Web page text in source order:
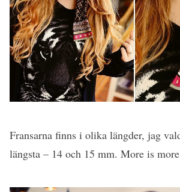
Fransarna finns i olika längder, jag
längsta – 14 och 15 mm. More is